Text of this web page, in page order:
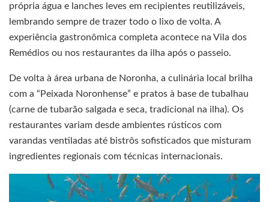
própria água e lanches leves em recipientes reutilizáveis,
lembrando sempre de trazer todo o lixo de volta. A
experiência gastronômica completa acontece na Vila dos
Remédios ou nos restaurantes da ilha após o passeio.
De volta à área urbana de Noronha, a culinária local brilha
com a “Peixada Noronhense” e pratos à base de tubalhau
(carne de tubarão salgada e seca, tradicional na ilha). Os
restaurantes variam desde ambientes rústicos com
varandas ventiladas até bistrôs sofisticados que misturam
ingredientes regionais com técnicas internacionais.